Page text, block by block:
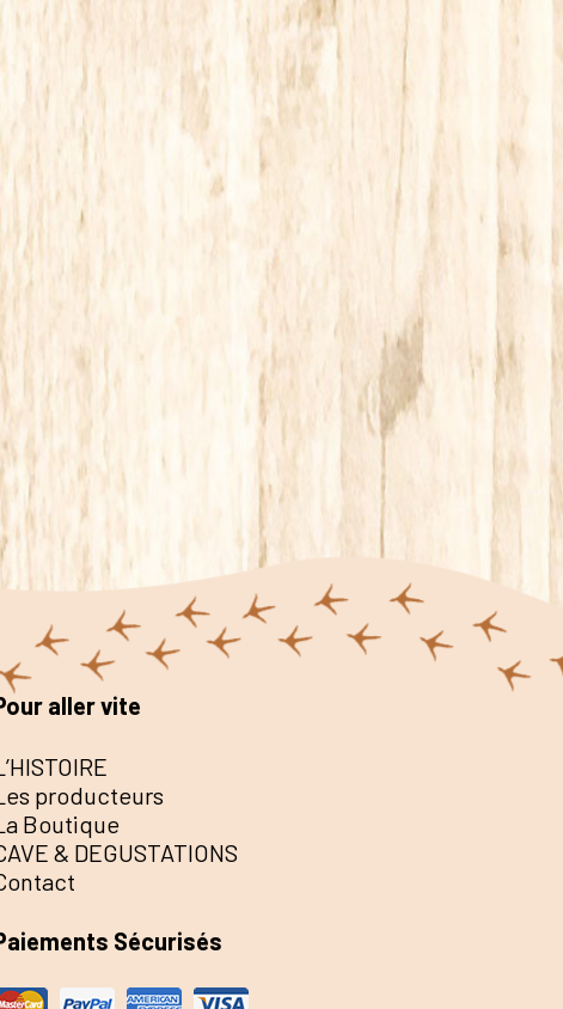
aller vite
producteurs
Boutique
& DEGUSTATIONS
Sécurisés